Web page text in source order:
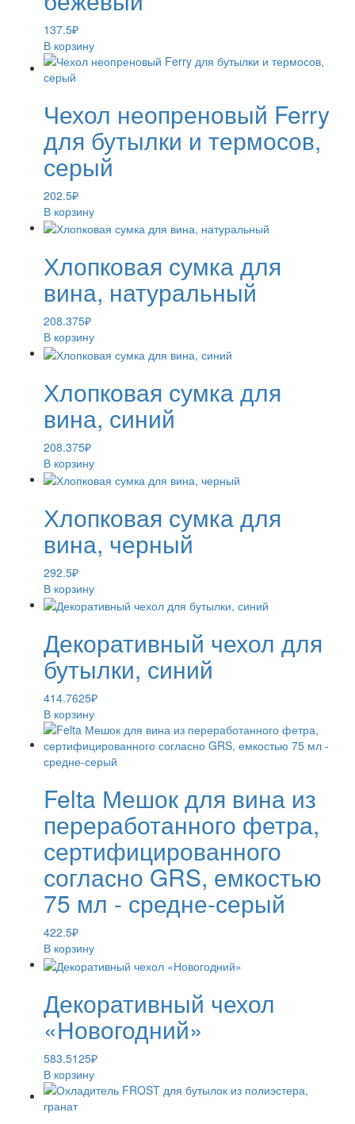
137.5₽
В корзину
Чехол неопреновый Ferry
для бутылки и термосов,
серый
202.5₽
В корзину
Хлопковая сумка для
вина, натуральный
208.375₽
В корзину
Хлопковая сумка для
вина, синий
208.375₽
В корзину
Хлопковая сумка для
вина, черный
292.5₽
В корзину
Декоративный чехол для
бутылки, синий
414.7625₽
В корзину
Felta Мешок для вина из
переработанного фетра,
сертифицированного
согласно GRS, емкостью
75 мл - средне-серый
422.5₽
В корзину
Декоративный чехол
«Новогодний»
583.5125₽
В корзину